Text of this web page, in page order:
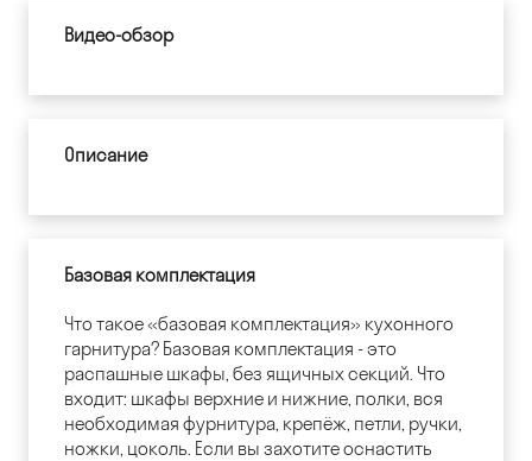
Видео-обзор
Описание
Базовая комплектация
Что такое «базовая комплектация» кухонного
гарнитура? Базовая комплектация - это
распашные шкафы, без ящичных секций. Что
входит: шкафы верхние и нижние, полки, вся
необходимая фурнитура, крепёж, петли, ручки,
ножки, цоколь. Если вы захотите оснастить